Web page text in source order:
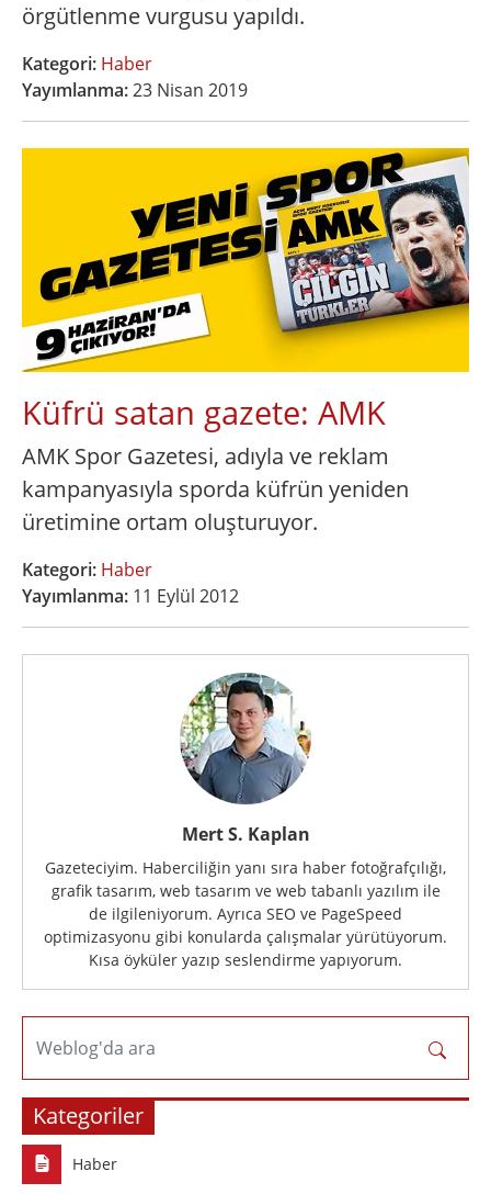
örgütlenme vurgusu yapıldı.
Kategori: Haber
Yayımlanma:23 Nisan 2019
Küfrü satan gazete: AMK
AMK Spor Gazetesi, adıyla ve reklam
kampanyasıyla sporda küfrün yeniden
üretimine ortam oluşturuyor.
Kategori: Haber
Yayımlanma: 11 Eylül 2012
Mert S. Kaplan
Gazeteciyim. Haberciliğin yanı sıra haber fotoğrafçılığı,
grafik tasarım, web tasarım ve web tabanlı yazılım ile
de ilgileniyorum. Ayrıca SEO ve PageSpeed
optimizasyonu gibi konularda çalışmalar yürütüyorum.
Kısa öyküler yazıp seslendirme yapıyorum.
Weblog'da ara
Kategoriler
Haber